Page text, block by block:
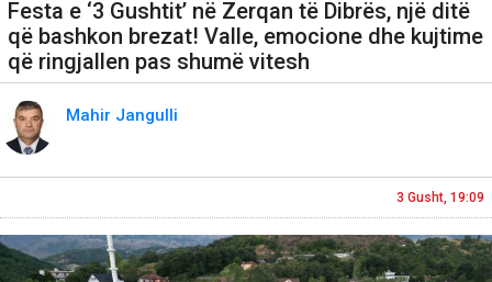
Festa e ‘3 Gushtit’ në Zerqan të Dibrës, një ditë
që bashkon brezat! Valle, emocione dhe kujtime
që ringjallen pas shumë vitesh
Mahir Jangulli
3 Gusht, 19:09